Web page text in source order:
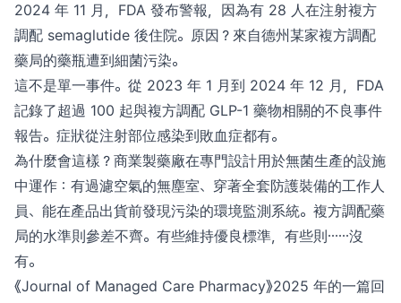
2024 年 11 月，FDA 發布警報，因為有 28 人在注射複方
調配 semaglutide 後住院。原因？來自德州某家複方調配
藥局的藥瓶遭到細菌污染。
這不是單一事件。從 2023 年 1 月到 2024 年 12 月，FDA
記錄了超過 100 起與複方調配 GLP-1 藥物相關的不良事件
報告。症狀從注射部位感染到敗血症都有。
為什麼會這樣？商業製藥廠在專門設計用於無菌生產的設施
中運作：有過濾空氣的無塵室、穿著全套防護裝備的工作人
員、能在產品出貨前發現污染的環境監測系統。複方調配藥
局的水準則參差不齊。有些維持優良標準，有些則⋯⋯沒
有。
《Journal of Managed Care Pharmacy》2025 年的一篇回